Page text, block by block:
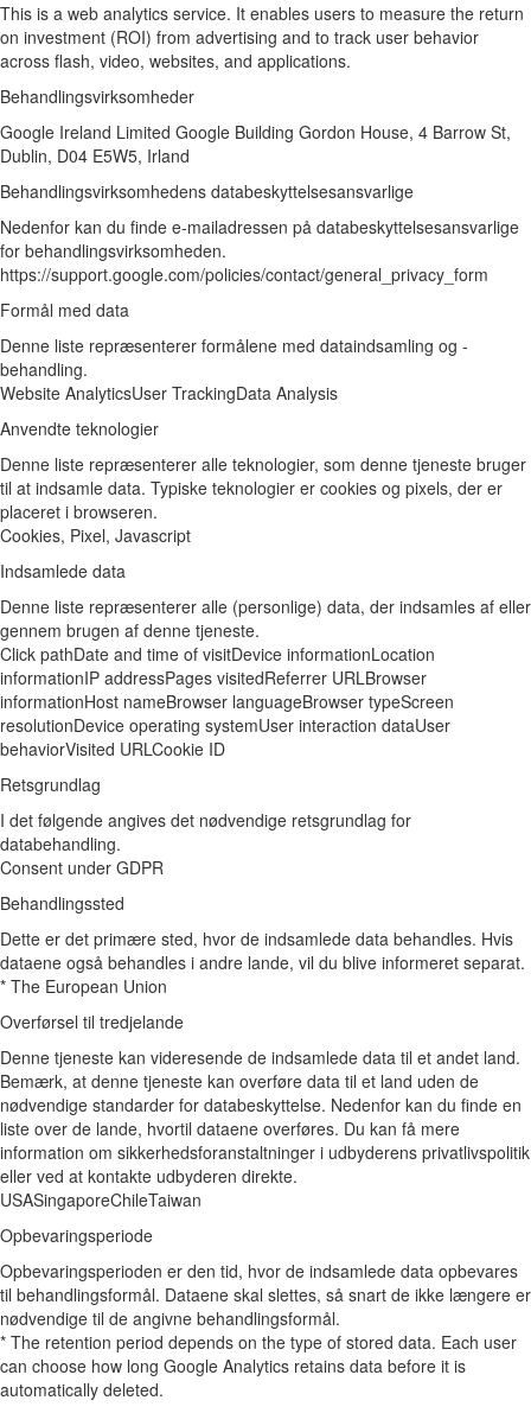
This is a web analytics service. It enables users to measure the return
on investment (ROI) from advertising and to track user behavior
across flash, video, websites, and applications.
Behandlingsvirksomheder
Google Ireland Limited Google Building Gordon House, 4 Barrow St,
Dublin, D04 E5W5, Irland
Behandlingsvirksomhedens databeskyttelsesansvarlige
Nedenfor kan du finde e-mailadressen på databeskyttelsesansvarlige
for behandlingsvirksomheden.
https://support.google.com/policies/contact/general_privacy_form
Formål med data
Denne liste repræsenterer formålene med dataindsamling og -
behandling.
Website AnalyticsUser TrackingData Analysis
Anvendte teknologier
Denne liste repræsenterer alle teknologier, som denne tjeneste bruger
til at indsamle data. Typiske teknologier er cookies og pixels, der er
placeret i browseren.
Cookies, Pixel, Javascript
Indsamlede data
Denne liste repræsenterer alle (personlige) data, der indsamles af eller
gennem brugen af denne tjeneste.
Click pathDate and time of visitDevice informationLocation
informationIP addressPages visitedReferrer URLBrowser
informationHost nameBrowser languageBrowser typeScreen
resolutionDevice operating systemUser interaction dataUser
behaviorVisited URLCookie ID
Retsgrundlag
I det følgende angives det nødvendige retsgrundlag for
databehandling.
Consent under GDPR
Behandlingssted
Dette er det primære sted, hvor de indsamlede data behandles. Hvis
dataene også behandles i andre lande, vil du blive informeret separat.
* The European Union
Overførsel til tredjelande
Denne tjeneste kan videresende de indsamlede data til et andet land.
Bemærk, at denne tjeneste kan overføre data til et land uden de
nødvendige standarder for databeskyttelse. Nedenfor kan du finde en
liste over de lande, hvortil dataene overføres. Du kan få mere
information om sikkerhedsforanstaltninger i udbyderens privatlivspolitik
eller ved at kontakte udbyderen direkte.
USASingaporeChileTaiwan
Opbevaringsperiode
Opbevaringsperioden er den tid, hvor de indsamlede data opbevares
til behandlingsformål. Dataene skal slettes, så snart de ikke længere er
nødvendige til de angivne behandlingsformål.
* The retention period depends on the type of stored data. Each user
can choose how long Google Analytics retains data before it is
automatically deleted.